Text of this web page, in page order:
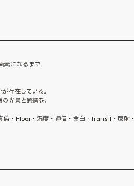
素になるまで
存在している。
光景と感情を、
・Floor・温度・通信・余白・Transit・反射